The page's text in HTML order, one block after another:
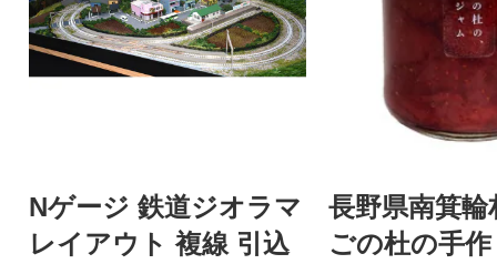
Nゲージ 鉄道ジオラマ
レイアウト 複線 引込
長野県南箕
ごの杜の手